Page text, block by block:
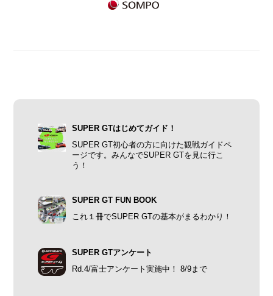
SUPER GTはじめてガイド！
SUPER GT初心者の方に向けた観戦ガイドペ
ージです。みんなでSUPER GTを見に行こ
う！
SUPER GT FUN BOOK
これ１冊でSUPER GTの基本がまるわかり！
SUPER GTアンケート
Rd.4/富士アンケート実施中！ 8/9まで